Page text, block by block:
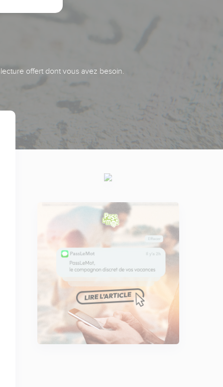
offert dont vous avez besoin.